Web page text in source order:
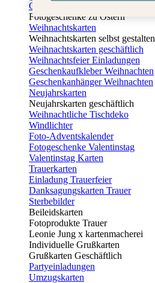
Osterkarten
Fotogeschenke zu Ostern
Weihnachtskarten
Weihnachtskarten selbst gestalten
Weihnachtskarten geschäftlich
Weihnachtsfeier Einladungen
Geschenkaufkleber Weihnachten
Geschenkanhänger Weihnachten
Neujahrskarten
Neujahrskarten geschäftlich
Weihnachtliche Tischdeko
Windlichter
Foto-Adventskalender
Fotogeschenke Valentinstag
Valentinstag Karten
Trauerkarten
Einladung Trauerfeier
Danksagungskarten Trauer
Sterbebilder
Beileidskarten
Fotoprodukte Trauer
Leonie Jung x kartenmacherei
Individuelle Grußkarten
Grußkarten Geschäftlich
Partyeinladungen
Umzugskarten